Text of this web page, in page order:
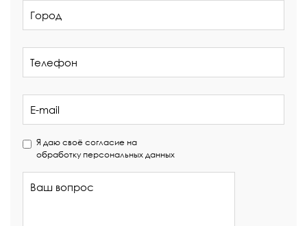
Я даю своё согласие на
обработку персональных данных